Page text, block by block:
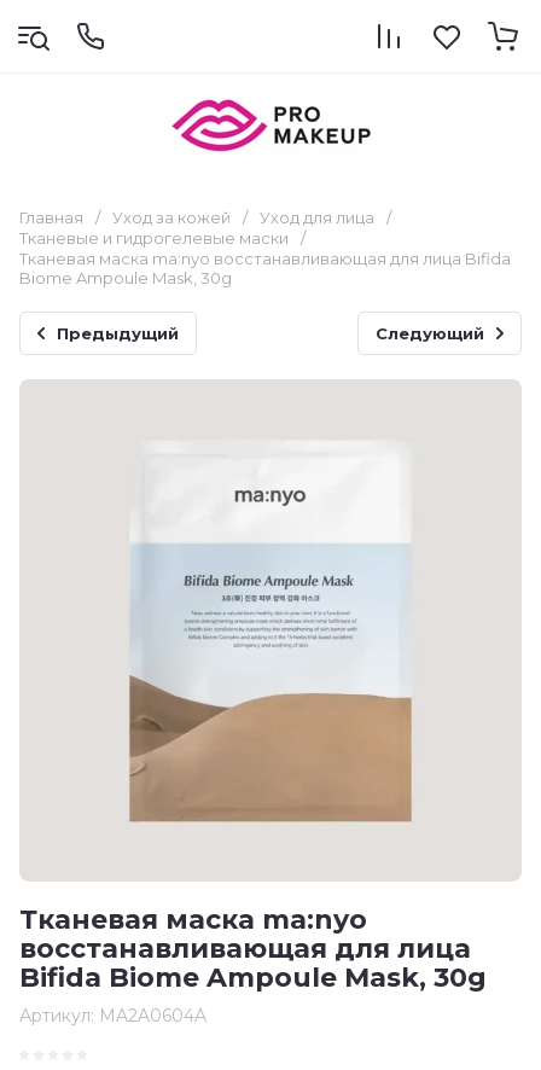
Главная / Уход за кожей / Уход для лица
/
Тканевые и гидрогелевые маски
/
Тканевая маска ma:nyo восстанавливающая для лица Bifida
Biome Ampoule Mask, 30g
Предыдущий Следующий
Тканевая маска ma:nyo
восстанавливающая для лица
Bifida Biome Ampoule Mask, 30g
Артикул: MA2A0604A